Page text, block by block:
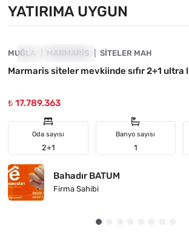
YATIRIMA UYGUN
YATIRIMA UYGUN
MUĞLA MARMARIS SITELER MAH
Marmaris siteler mevkiinde sıfır 2+1 ultra
₺ 17.789.363
Oda sayısı
2+1
Banyo sayısı
1
Bahadır BATUM
Firma Sahibi